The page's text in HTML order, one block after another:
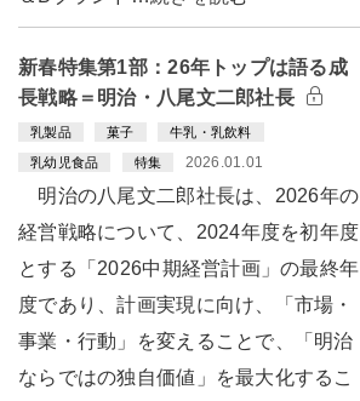
新春特集第1部：26年トップは語る成
長戦略＝明治・八尾文二郎社長
乳製品 菓子 牛乳・乳飲料
乳幼児食品 特集 2026.01.01
明治の八尾文二郎社長は、2026年の
経営戦略について、2024年度を初年度
とする「2026中期経営計画」の最終年
度であり、計画実現に向け、「市場・
事業・行動」を変えることで、「明治
ならではの独自価値」を最大化するこ